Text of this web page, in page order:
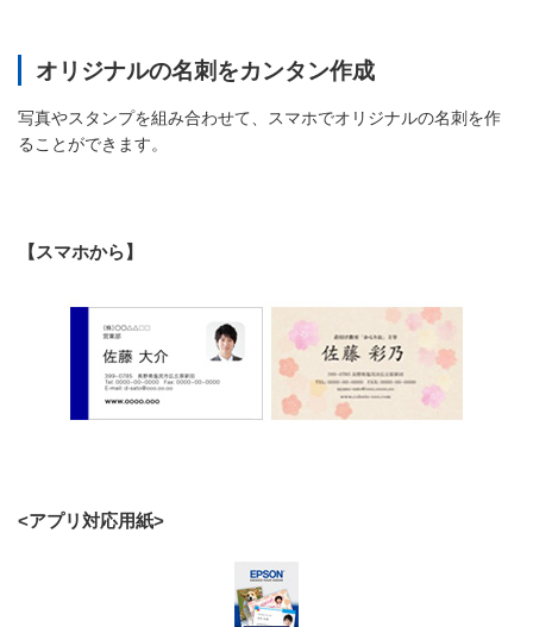
オリジナルの名刺をカンタン作成
写真やスタンプを組み合わせて、スマホでオリジナルの名刺を作
ることができます。
【スマホから】
<アプリ対応用紙>